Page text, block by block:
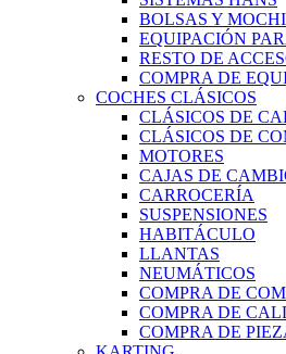
BOLSAS Y
EQUIPACIÓN
RESTO DE
COMPRA DE
COCHES CLÁSICOS
CLÁSICOS DE
CLÁSICOS DE
MOTORES
CAJAS DE
CARROCERÍA
SUSPENSIONES
HABITÁCULO
LLANTAS
NEUMÁTICOS
COMPRA DE
COMPRA DE
COMPRA DE